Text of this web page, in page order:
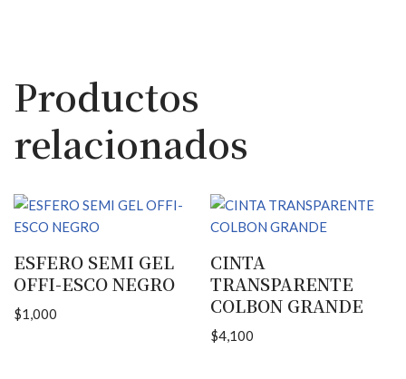
Productos
relacionados
ESFERO SEMI GEL
OFFI-ESCO NEGRO
$1,000
CINTA
TRANSPARENTE
COLBON GRANDE
$4,100